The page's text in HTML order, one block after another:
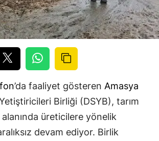
’da faaliyet gösteren Amasya
Yetiştiricileri Birliği (DSYB), tarım
alanında üreticilere yönelik
devam ediyor. Birlik